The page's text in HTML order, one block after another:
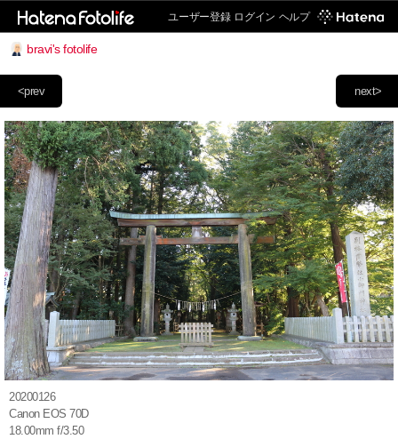
ユーザー登録 ログイン ヘルプ
bravi's fotolife
next>
<prev
20200126
Canon EOS 70D
18.00mm f/3.50